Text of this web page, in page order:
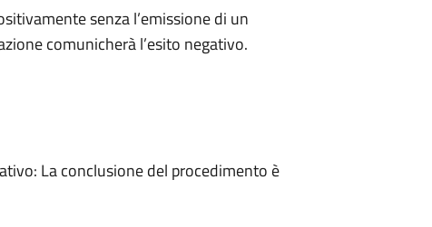
senza l’emissione di un
comunicherà l’esito negativo.
La conclusione del procedimento è